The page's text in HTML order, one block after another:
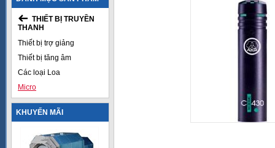
THIẾT BỊ TRUYỀN
THANH
Thiết bị trợ giảng
Thiết bị tăng âm
Các loại Loa
Micro
KHUYẾN MÃI